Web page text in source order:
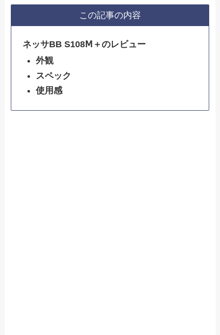
この記事の内容
ネッサBB S108Ⅿ＋のレビュー
外観
スペック
使用感